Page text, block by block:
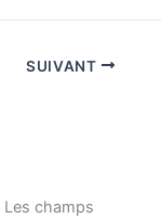
SUIVANT
Les champs